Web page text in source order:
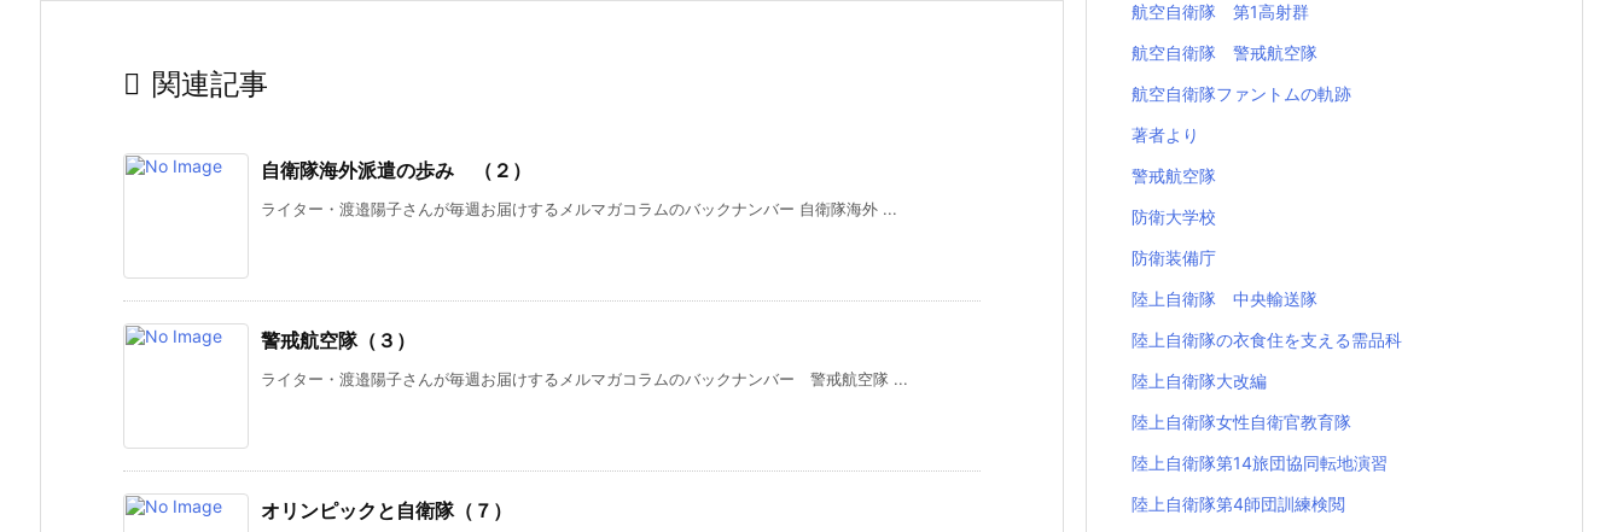
 関連記事
自衛隊海外派遣の歩み （２）
ライター・渡邉陽子さんが毎週お届けするメルマガコラムのバックナンバー 自衛隊海外 ...
警戒航空隊（３）
ライター・渡邉陽子さんが毎週お届けするメルマガコラムのバックナンバー 警戒航空隊 ...
オリンピックと自衛隊（７）
航空自衛隊 第1高射群
航空自衛隊 警戒航空隊
航空自衛隊ファントムの軌跡
著者より
警戒航空隊
防衛大学校
防衛装備庁
陸上自衛隊 中央輸送隊
陸上自衛隊の衣食住を支える需品科
陸上自衛隊大改編
陸上自衛隊女性自衛官教育隊
陸上自衛隊第14旅団協同転地演習
陸上自衛隊第4師団訓練検閲